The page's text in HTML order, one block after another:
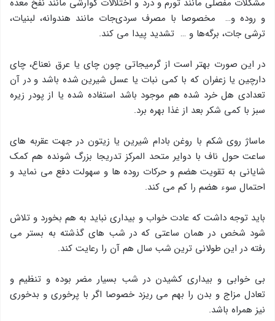
مشكلات مفصلی مانند تورم و درد و اختلالات گوارشی مانند نفخ معده
و روده و… مخصوصا با مصرف سردی‌جات مانند هندوانه، لبنیات،
ترشی جات، برگه‌ها و … تشدید پیدا می کند.
در این صورت بهتر است از گرمیجاتی چون چای یا عرق نعناع، چای
دارچین یا زعفران که با کمی نبات یا عسل شیرین شده باشد و در آن
تعدادی هل خرد شده هم موجود باشد استفاده شده یا از پودر زیره
سبز با کمی شکر بعد از غذا بهره برد.
ماساژ روی شکم با روغن بادام شیرین یا زیتون در جهت عقربه های
ساعت حول ناف با دوایر متحد المرکز تدریجا بزرگ شونده هم کمک
شایانی به تقویت هضم و حرکات روده ها و سهولت دفع می نماید و
احتمال سوء هضم را کم می کند.
باید توجه داشت که عادت خواب و بیداری نباید به هم بخورد و تلاش
شود شخص در همان ساعتی که در شب های گذشته به بستر می
رفته در این طولانی ترین شب سال هم آن را رعایت کند.
بی خوابی و بیداری کشیدن در شب بسیار مضر بوده و تنظیم و
تعادل مزاج و بدن را بهم می ریزد خصوصا اگر با پرخوری و بدخوری
نیز همراه باشد.